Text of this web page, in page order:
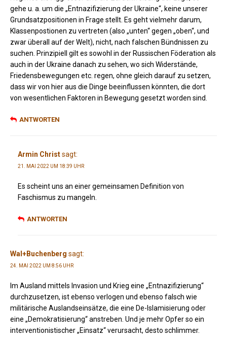
gehe u. a. um die „Entnazifizierung der Ukraine“, keine unserer
Grundsatzpositionen in Frage stellt. Es geht vielmehr darum,
Klassenpostionen zu vertreten (also „unten“ gegen „oben“, und
zwar überall auf der Welt), nicht, nach falschen Bündnissen zu
suchen. Prinzipiell gilt es sowohl in der Russischen Föderation als
auch in der Ukraine danach zu sehen, wo sich Widerstände,
Friedensbewegungen etc. regen, ohne gleich darauf zu setzen,
dass wir von hier aus die Dinge beeinflussen könnten, die dort
von wesentlichen Faktoren in Bewegung gesetzt worden sind.
ANTWORTEN
Armin Christsagt:
21. MAI 2022 UM 18:39 UHR
Es scheint uns an einer gemeinsamen Definition von
Faschismus zu mangeln.
ANTWORTEN
Wal+Buchenberg sagt:
24. MAI 2022 UM 8:56 UHR
Im Ausland mittels Invasion und Krieg eine „Entnazifizierung“
durchzusetzen, ist ebenso verlogen und ebenso falsch wie
militärische Auslandseinsätze, die eine De-Islamisierung oder
eine „Demokratisierung“ anstreben. Und je mehr Opfer so ein
interventionistischer „Einsatz“ verursacht, desto schlimmer.